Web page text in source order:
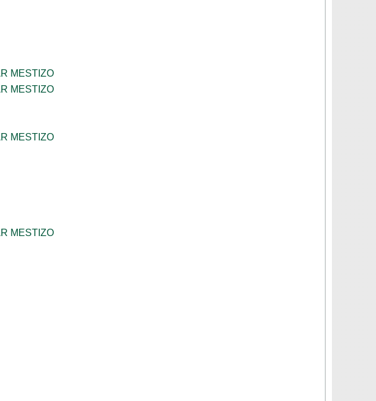
MESTIZO
MESTIZO
MESTIZO
MESTIZO